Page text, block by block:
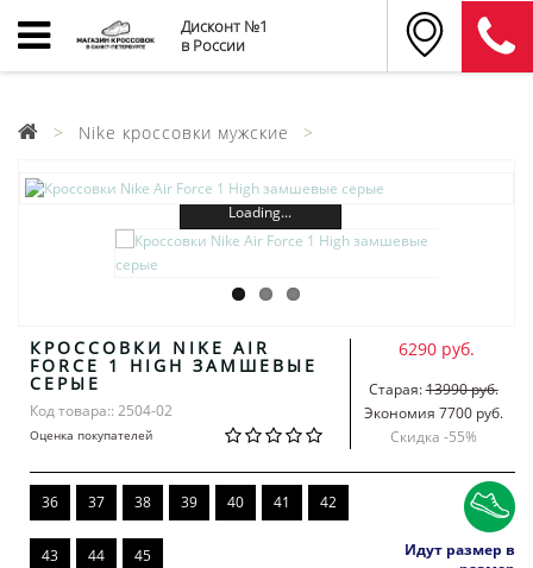
Дисконт №1
в России
Nike кроссовки мужские
Loading...
КРОССОВКИ NIKE AIR
FORCE 1 HIGH ЗАМШЕВЫЕ
СЕРЫЕ
Код товара:: 2504-02
Оценка покупателей
6290 руб.
Старая:13990 руб.
Экономия 7700 руб.
Скидка -55%
36 37 38 39 40 41 42
43 44 45
Идут размер в